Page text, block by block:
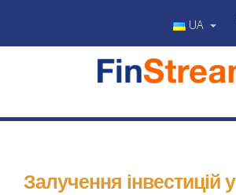
UA
Залучення інвестицій у